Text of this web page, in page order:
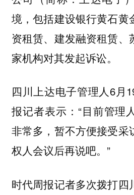
境，包括建设银行黄石黄
资租赁、建发融资租赁、
家机构对其发起诉讼。
四川上达电子管理人6月
报记者表示：“目前管理
非常多，暂不方便接受采
权人会议后再说吧。”
时代周报记者多次拨打四